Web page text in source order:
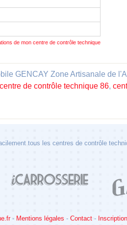
de mon centre de contrôle technique
GENCAY Zone Artisanale de
centre de contrôle technique 86,
tous les centres de contrôle
- Mentions légales - Contact -